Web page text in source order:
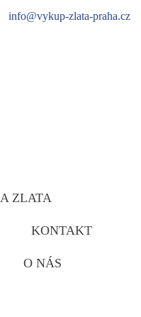
info@vykup-zlata-praha.cz
ZLATA
KONTAKT
O NÁS